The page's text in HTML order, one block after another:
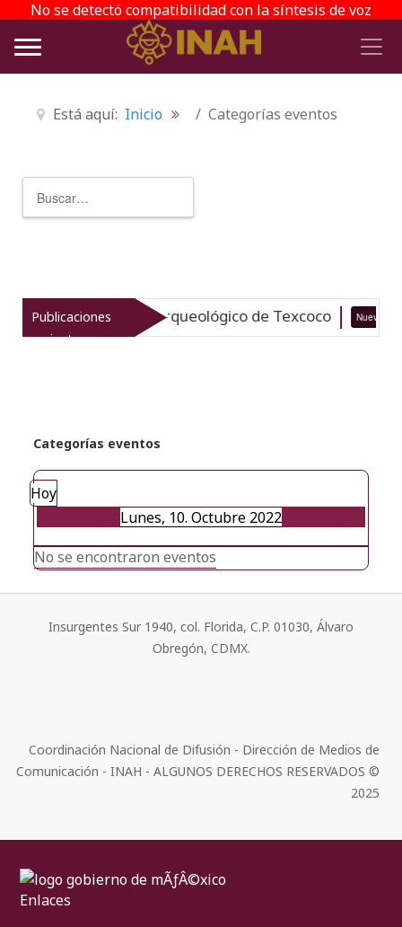
No se detectó compatibilidad con la síntesis de voz
Está aquí: Inicio Categorías eventos
Publicaciones
recientes
el patrimonio arqueológico de Texcoco Nuevo
Categorías eventos
Hoy
Lunes, 10. Octubre 2022
No se encontraron eventos
Insurgentes Sur 1940, col. Florida, C.P. 01030, Álvaro
Obregón, CDMX.
Coordinación Nacional de Difusión - Dirección de Medios de
Comunicación - INAH - ALGUNOS DERECHOS RESERVADOS ©
2025
Enlaces